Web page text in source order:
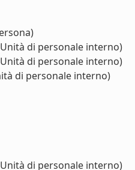
di personale interno)
di personale interno)
di personale interno)
di personale interno)